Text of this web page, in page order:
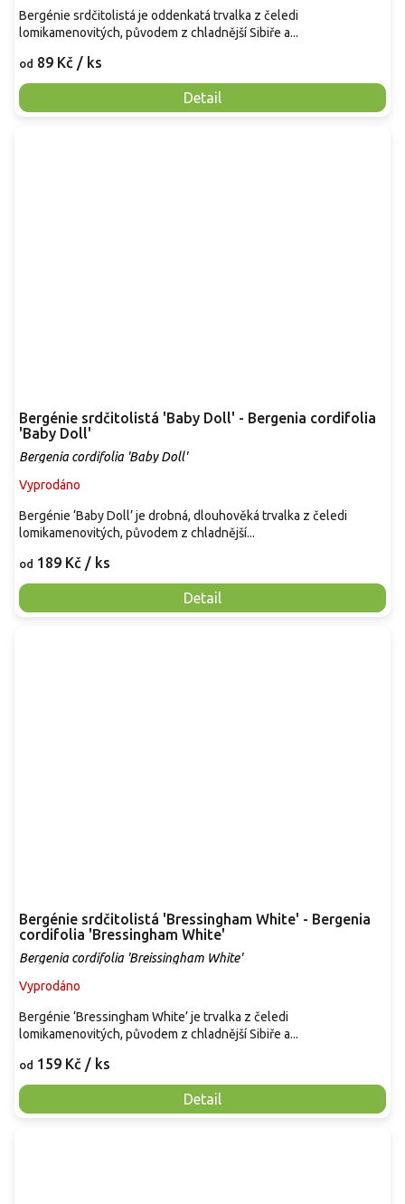
od 89 Kč / ks
Detail
Bergénie srdčitolistá je oddenkatá trvalka z čeledi
lomikamenovitých, původem z chladnější Sibiře a...
Bergénie srdčitolistá 'Baby Doll' - Bergenia cordifolia
'Baby Doll'
Bergenia cordifolia 'Baby Doll'
Vyprodáno
od 189 Kč / ks
Detail
Bergénie ‘Baby Doll’ je drobná, dlouhověká trvalka z čeledi
lomikamenovitých, původem z chladnější...
Bergénie srdčitolistá 'Bressingham White' - Bergenia
cordifolia 'Bressingham White'
Bergenia cordifolia 'Breissingham White'
Vyprodáno
od 159 Kč / ks
Detail
Bergénie ‘Bressingham White’ je trvalka z čeledi
lomikamenovitých, původem z chladnější Sibiře a...